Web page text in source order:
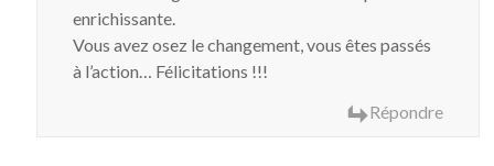
enrichissante.
Vous avez osez le changement, vous êtes passés
à l’action… Félicitations !!!
Répondre